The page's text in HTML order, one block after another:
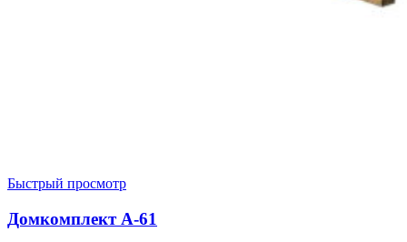
Быстрый просмотр
Домкомплект А-61